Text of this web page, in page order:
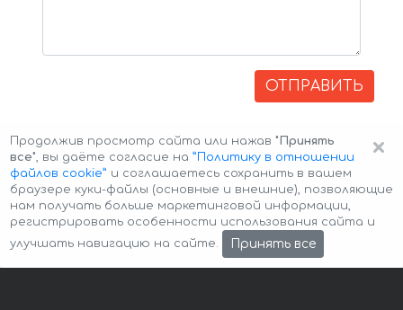
ОТПРАВИТЬ
Авторские права © 2026 Авто-Аренда Cookie Policy
×
Продолжив просмотр сайта или нажав "Принять
все", вы даёте согласие на ”Политику в отношении
файлов cookie” и соглашаетесь сохранить в вашем
браузере куки-файлы (основные и внешние), позволяющие
нам получать больше маркетинговой информации,
регистрировать особенности использования сайта и
улучшать навигацию на сайте.
Принять все